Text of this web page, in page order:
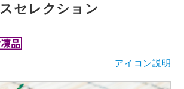
セレクション
アイコン説明